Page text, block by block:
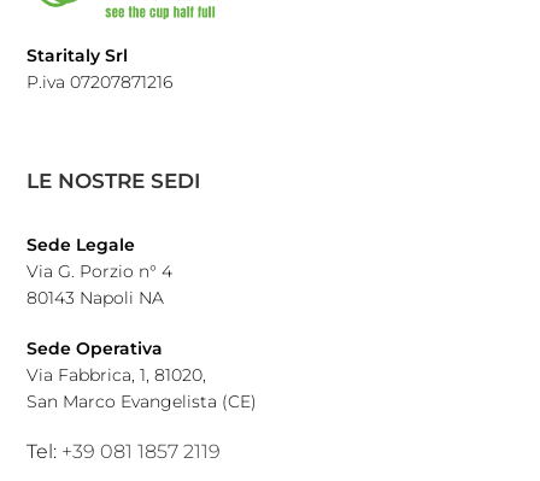
Staritaly Srl
P.iva 07207871216
LE NOSTRE SEDI
Sede Legale
Via G. Porzio n° 4
80143 Napoli NA
Sede Operativa
Via Fabbrica, 1, 81020,
San Marco Evangelista (CE)
Tel: +39 081 1857 2119